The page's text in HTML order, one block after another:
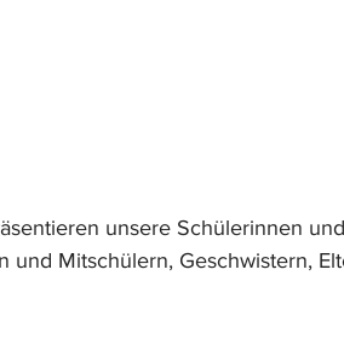
unsere Schülerinnen
und Mitschülern, Geschwistern,